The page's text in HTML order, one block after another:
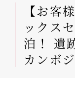
【お客
ックス
泊！ 遺
カンボ